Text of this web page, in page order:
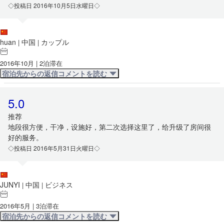
◇投稿日 2016年10月5日水曜日◇
huan | 中国 | カップル
2016年10月 | 2泊滞在
宿泊先からの返信コメントを読む
5.0
推荐
地段很方便，干净，设施好，第二次选择这里了，给升级了房间很
好的服务。
◇投稿日 2016年5月31日火曜日◇
JUNYI | 中国 | ビジネス
2016年5月 | 3泊滞在
宿泊先からの返信コメントを読む